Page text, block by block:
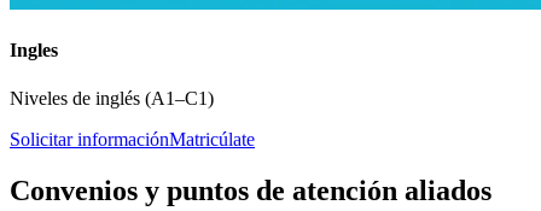
Ingles
Niveles de inglés (A1–C1)
Solicitar informaciónMatricúlate
Convenios y puntos de atención aliados